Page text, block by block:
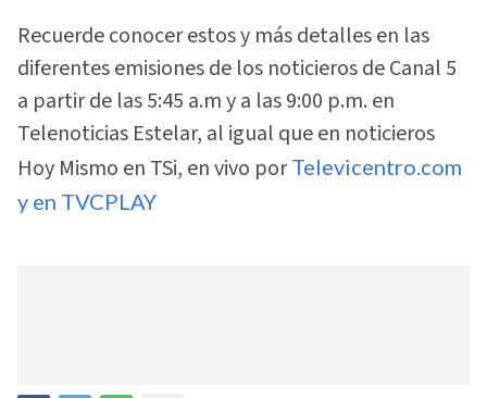
Recuerde conocer estos y más detalles en las
diferentes emisiones de los noticieros de Canal 5
a partir de las 5:45 a.m y a las 9:00 p.m. en
Telenoticias Estelar, al igual que en noticieros
Hoy Mismo en TSi, en vivo porTelevicentro.com
y en TVCPLAY